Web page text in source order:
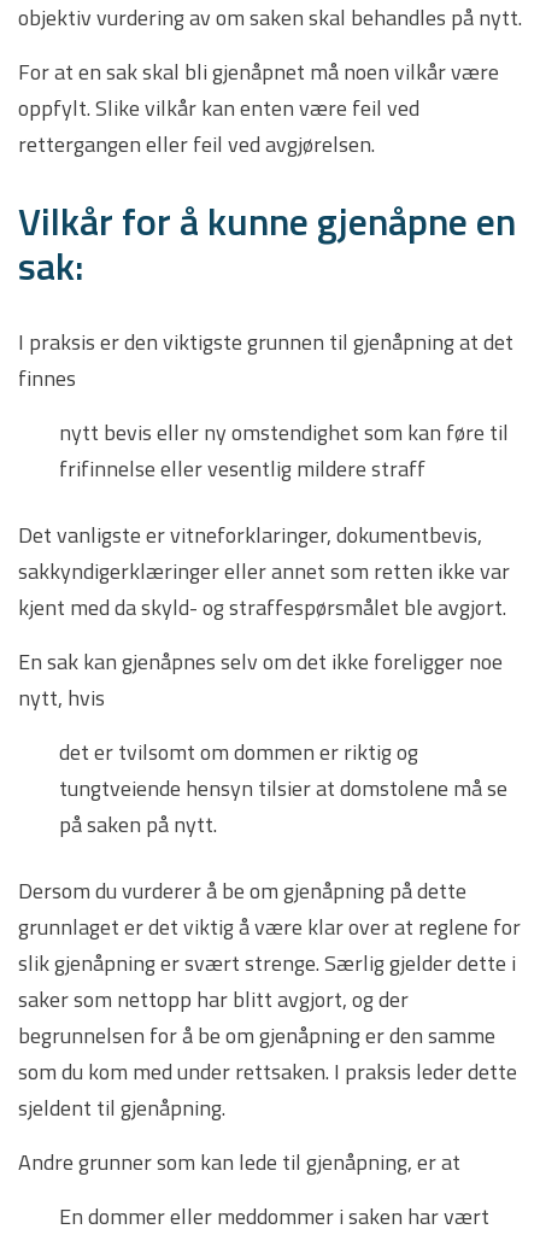
objektiv vurdering av om saken skal behandles på nytt.
For at en sak skal bli gjenåpnet må noen vilkår være
oppfylt. Slike vilkår kan enten være feil ved
rettergangen eller feil ved avgjørelsen.
Vilkår for å kunne gjenåpne en
sak:
I praksis er den viktigste grunnen til gjenåpning at det
finnes
nytt bevis eller ny omstendighet som kan føre til
frifinnelse eller vesentlig mildere straff
Det vanligste er vitneforklaringer, dokumentbevis,
sakkyndigerklæringer eller annet som retten ikke var
kjent med da skyld- og straffespørsmålet ble avgjort.
En sak kan gjenåpnes selv om det ikke foreligger noe
nytt, hvis
det er tvilsomt om dommen er riktig og
tungtveiende hensyn tilsier at domstolene må se
på saken på nytt.
Dersom du vurderer å be om gjenåpning på dette
grunnlaget er det viktig å være klar over at reglene for
slik gjenåpning er svært strenge. Særlig gjelder dette i
saker som nettopp har blitt avgjort, og der
begrunnelsen for å be om gjenåpning er den samme
som du kom med under rettsaken. I praksis leder dette
sjeldent til gjenåpning.
Andre grunner som kan lede til gjenåpning, er at
En dommer eller meddommer i saken har vært